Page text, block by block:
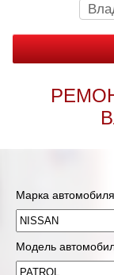
Марка
Модель